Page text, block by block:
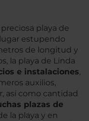
playa de
estupendo
de longitud y
la playa de Linda
e instalaciones,
auxilios,
así como cantidad
plazas de
la playa y en